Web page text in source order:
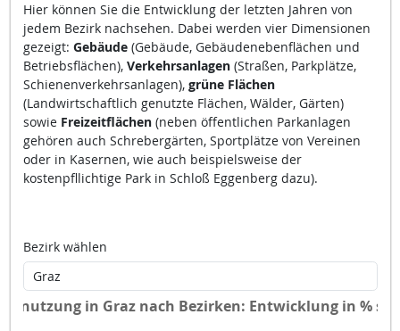
Hier können Sie die Entwicklung der letzten Jahren von
jedem Bezirk nachsehen. Dabei werden vier Dimensionen
gezeigt: Gebäude (Gebäude, Gebäudenebenflächen und
Betriebsflächen), Verkehrsanlagen (Straßen, Parkplätze,
Schienenverkehrsanlagen), grüne Flächen
(Landwirtschaftlich genutzte Flächen, Wälder, Gärten)
sowie Freizeitflächen (neben öffentlichen Parkanlagen
gehören auch Schrebergärten, Sportplätze von Vereinen
oder in Kasernen, wie auch beispielsweise der
kostenpfllichtige Park in Schloß Eggenberg dazu).
Bezirk wählen